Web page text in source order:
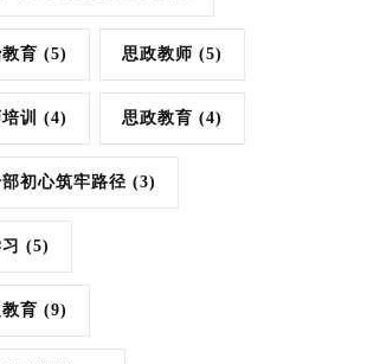
育 (5) 思政教师 (5)
训 (4) 思政教育 (4)
初心筑牢路径 (3)
(5)
育 (9)